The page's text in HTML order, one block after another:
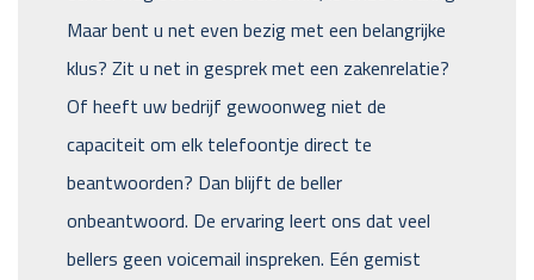
Maar bent u net even bezig met een belangrijke
klus? Zit u net in gesprek met een zakenrelatie?
Of heeft uw bedrijf gewoonweg niet de
capaciteit om elk telefoontje direct te
beantwoorden? Dan blijft de beller
onbeantwoord. De ervaring leert ons dat veel
bellers geen voicemail inspreken. Eén gemist